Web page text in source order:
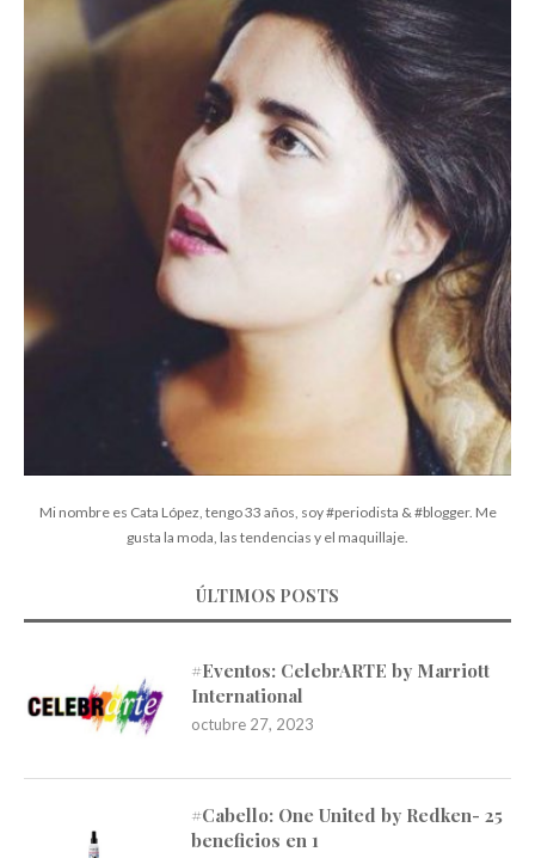
Mi nombre es Cata López, tengo 33 años, soy #periodista & #blogger. Me
gusta la moda, las tendencias y el maquillaje.
ÚLTIMOS POSTS
#Eventos: CelebrARTE by Marriott
International
octubre 27, 2023
#Cabello: One United by Redken- 25
beneficios en 1